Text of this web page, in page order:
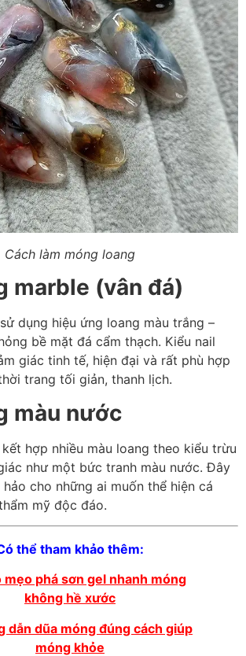
Cách làm móng loang
marble (vân đá)
dụng hiệu ứng loang màu trắng –
bề mặt đá cẩm thạch. Kiểu nail
giác tinh tế, hiện đại và rất phù hợp
trang tối giản, thanh lịch.
màu nước
hợp nhiều màu loang theo kiểu trừu
như một bức tranh màu nước. Đây
cho những ai muốn thể hiện cá
mỹ độc đáo.
thể tham khảo thêm:
mẹo phá sơn gel nhanh móng
không hề xước
dẫn dũa móng đúng cách giúp
móng khỏe